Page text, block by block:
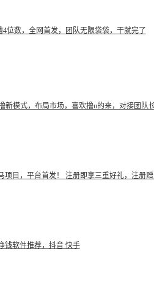
位数，全网首发，团队无限袋袋，干就完了
新模式，布局市场，喜欢撸u的来，对接团队
项目，平台首发！ 注册即享三重好礼，注册
钱软件推荐，抖音 快手